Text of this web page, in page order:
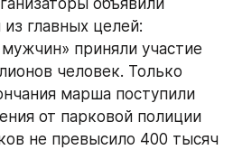
объявили
главных целей:
приняли участие
человек. Только
марша поступили
от парковой полиции
не превысило 400 тысяч